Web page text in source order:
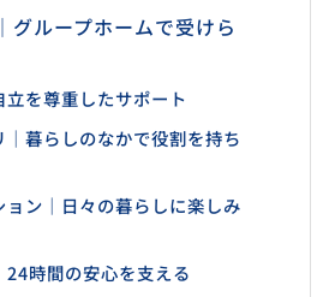
グループホームで受けら
を尊重したサポート
暮らしのなかで役割を持ち
ョン｜日々の暮らしに楽しみ
24時間の安心を支える